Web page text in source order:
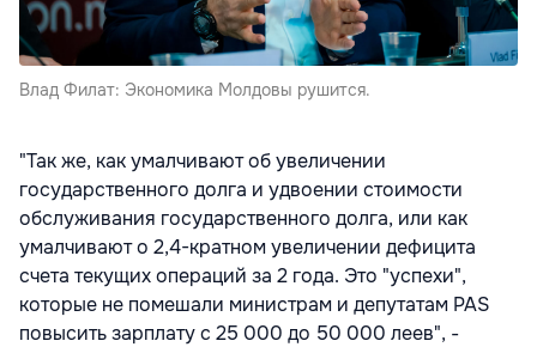
Влад Филат: Экономика Молдовы рушится.
"Так же, как умалчивают об увеличении
государственного долга и удвоении стоимости
обслуживания государственного долга, или как
умалчивают о 2,4-кратном увеличении дефицита
счета текущих операций за 2 года. Это "успехи",
которые не помешали министрам и депутатам PAS
повысить зарплату с 25 000 до 50 000 леев", -